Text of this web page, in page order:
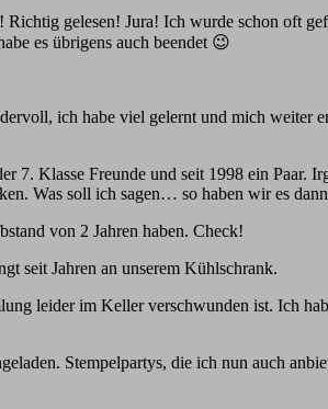
Richtig gelesen! Jura! Ich wurde schon
es übrigens auch beendet 😉
ich habe viel gelernt und mich weiter
7. Klasse Freunde und seit 1998 ein Paar.
Was soll ich sagen… so haben wir es
von 2 Jahren haben. Check!
seit Jahren an unserem Kühlschrank.
leider im Keller verschwunden ist. Ich
Stempelpartys, die ich nun auch